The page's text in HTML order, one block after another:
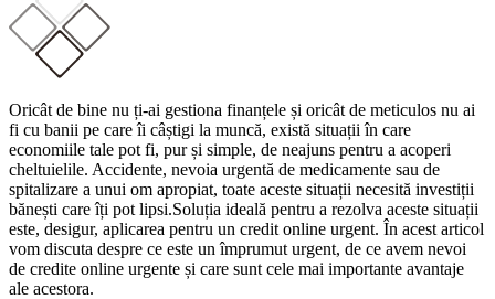
Oricât de bine nu ți-ai gestiona finanțele și oricât de meticulos nu ai
fi cu banii pe care îi câștigi la muncă, există situații în care
economiile tale pot fi, pur și simple, de neajuns pentru a acoperi
cheltuielile. Accidente, nevoia urgentă de medicamente sau de
spitalizare a unui om apropiat, toate aceste situații necesită investiții
bănești care îți pot lipsi.Soluția ideală pentru a rezolva aceste situații
este, desigur, aplicarea pentru un credit online urgent. În acest articol
vom discuta despre ce este un împrumut urgent, de ce avem nevoi
de credite online urgente și care sunt cele mai importante avantaje
ale acestora.